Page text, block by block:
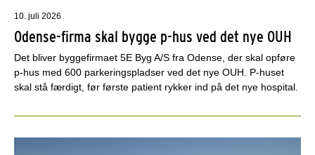
10. juli 2026
Odense-firma skal bygge p-hus ved det nye OUH
Det bliver byggefirmaet 5E Byg A/S fra Odense, der skal opføre
p-hus med 600 parkeringspladser ved det nye OUH. P-huset
skal stå færdigt, før første patient rykker ind på det nye hospital.